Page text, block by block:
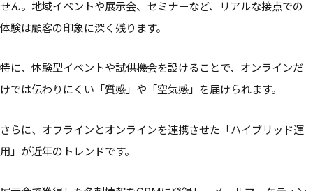
せん。地域イベントや展示会、セミナーなど、リアルな接点での
体験は顧客の印象に深く残ります。
特に、体験型イベントや試供機会を設けることで、オンラインだ
けでは伝わりにくい「質感」や「空気感」を届けられます。
さらに、オフラインとオンラインを連携させた「ハイブリッド運
用」が近年のトレンドです。